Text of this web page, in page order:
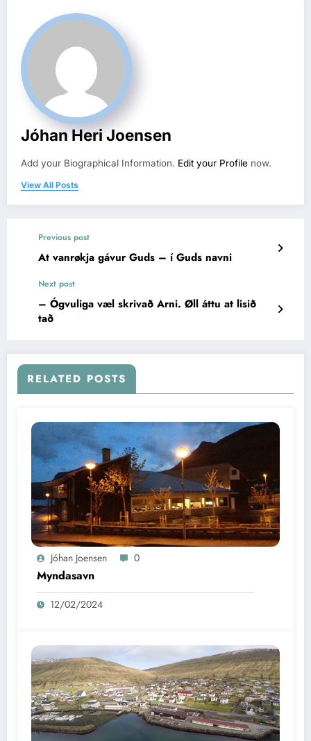
Jóhan Heri Joensen
Add your Biographical Information. Edit your Profile now.
View All Posts
Previous post
At vanrøkja gávur Guds – í Guds navni
Next post
– Ógvuliga væl skrivað Arni. Øll áttu at lisið
tað
RELATED POSTS
Jóhan Joensen 0
Myndasavn
12/02/2024